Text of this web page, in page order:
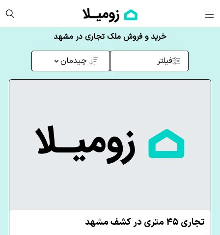
خرید و فروش ملک تجاری در مشهد
فیلتر چیدمان
تجاری 45 متری در کشف مشهد